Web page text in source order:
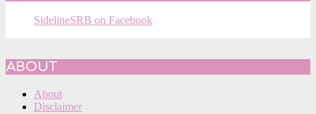
SidelineSRB on Facebook
ABOUT
About
Disclaimer